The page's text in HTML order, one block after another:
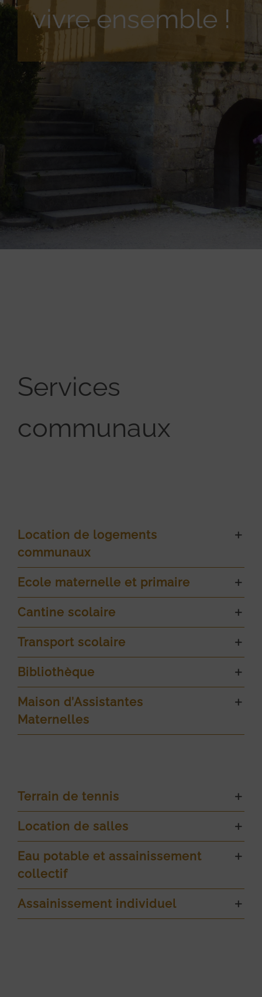
vivre ensemble !
Services
communaux
Location de logements
communaux
Ecole maternelle et primaire
Cantine scolaire
Transport scolaire
Bibliothèque
Maison d’Assistantes
Maternelles
Terrain de tennis
Location de salles
Eau potable et assainissement
collectif
Assainissement individuel